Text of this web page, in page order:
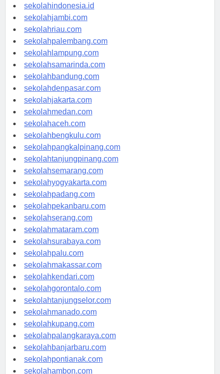
rsud-indonesia.org
sekolahindonesia.id
sekolahjambi.com
sekolahriau.com
sekolahpalembang.com
sekolahlampung.com
sekolahsamarinda.com
sekolahbandung.com
sekolahdenpasar.com
sekolahjakarta.com
sekolahmedan.com
sekolahaceh.com
sekolahbengkulu.com
sekolahpangkalpinang.com
sekolahtanjungpinang.com
sekolahsemarang.com
sekolahyogyakarta.com
sekolahpadang.com
sekolahpekanbaru.com
sekolahserang.com
sekolahmataram.com
sekolahsurabaya.com
sekolahpalu.com
sekolahmakassar.com
sekolahkendari.com
sekolahgorontalo.com
sekolahtanjungselor.com
sekolahmanado.com
sekolahkupang.com
sekolahpalangkaraya.com
sekolahbanjarbaru.com
sekolahpontianak.com